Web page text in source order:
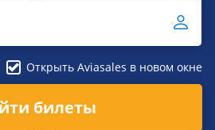
Открыть Aviasales в новом окне
билеты